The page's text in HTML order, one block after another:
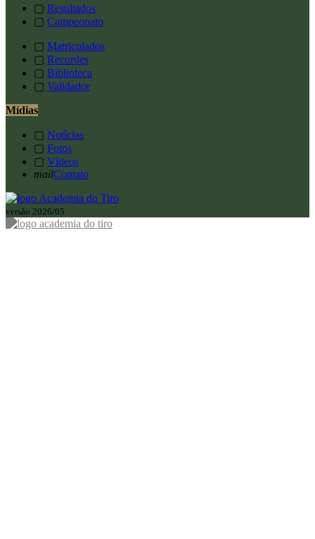
▢ Resultados
▢ Campeonato
▢ Matriculados
▢ Recordes
▢ Biblioteca
▢ Validador
Mídias
▢ Notícias
▢ Fotos
▢ Vídeos
mailContato
versão 2026/05